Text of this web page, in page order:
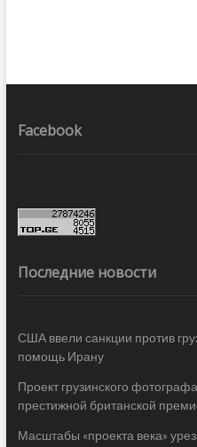
Facebook
Последние новости
США ввели санкции против
помощь Ирану
Проект грузинского
престижной британской
Масштабы «проекта века»